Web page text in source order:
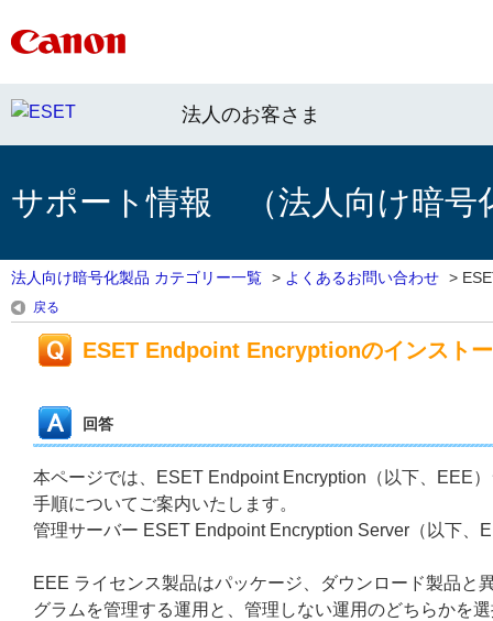
法人のお客さま
サポート情報 （法人向け暗号
法人向け暗号化製品 カテゴリー一覧 > よくあるお問い合わせ >
戻る
ESET Endpoint Encryptionのインスト
回答
本ページでは、ESET Endpoint Encryption（以下、EEE
手順についてご案内いたします。
管理サーバー ESET Endpoint Encryption Server（以下
EEE ライセンス製品はパッケージ、ダウンロード製品
グラムを管理する運用と、管理しない運用のどちらかを